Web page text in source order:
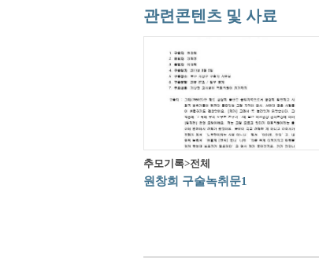
관련콘텐츠 및 사료
추모기록>전체
원창희 구술녹취문1